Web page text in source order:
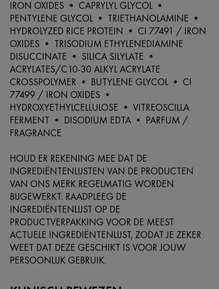
IRON OXIDES • CAPRYLYL GLYCOL •
PENTYLENE GLYCOL • TRIETHANOLAMINE •
HYDROLYZED RICE PROTEIN • CI 77491 / IRON
OXIDES • TRISODIUM ETHYLENEDIAMINE
DISUCCINATE • SILICA SILYLATE •
ACRYLATES/C10-30 ALKYL ACRYLATE
CROSSPOLYMER • BUTYLENE GLYCOL • CI
77499 / IRON OXIDES •
HYDROXYETHYLCELLULOSE • VITREOSCILLA
FERMENT • DISODIUM EDTA • PARFUM /
FRAGRANCE
HOUD ER REKENING MEE DAT DE
INGREDIËNTENLIJSTEN VAN DE PRODUCTEN
VAN ONS MERK REGELMATIG WORDEN
BIJGEWERKT. RAADPLEEG DE
INGREDIËNTENLIJST OP DE
PRODUCTVERPAKKING VOOR DE MEEST
ACTUELE INGREDIËNTENLIJST, ZODAT JE ZEKER
WEET DAT DEZE GESCHIKT IS VOOR JOUW
PERSOONLIJK GEBRUIK.